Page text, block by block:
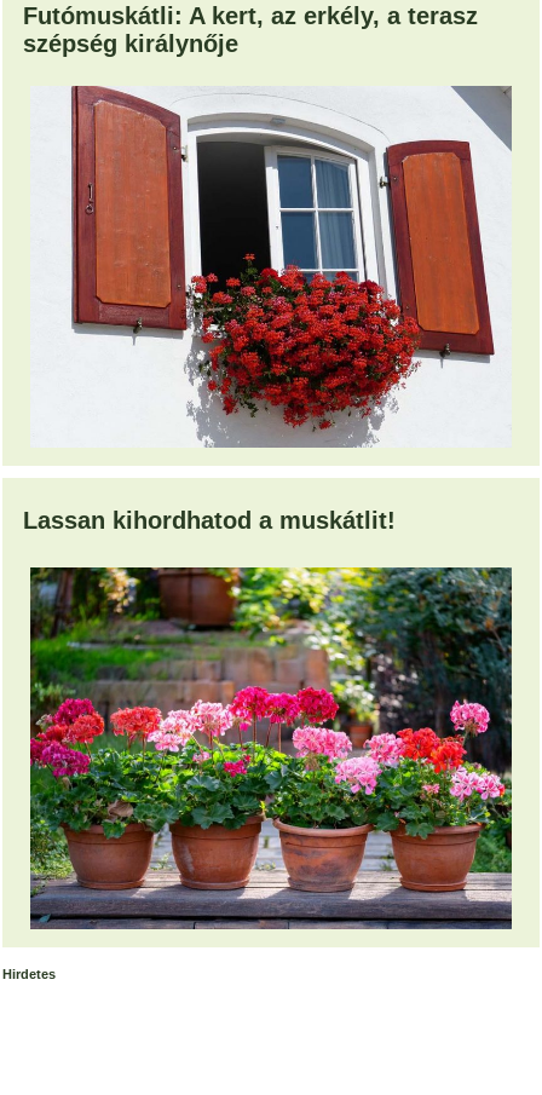
Futómuskátli: A kert, az erkély, a terasz
szépség királynője
Lassan kihordhatod a muskátlit!
Hirdetes